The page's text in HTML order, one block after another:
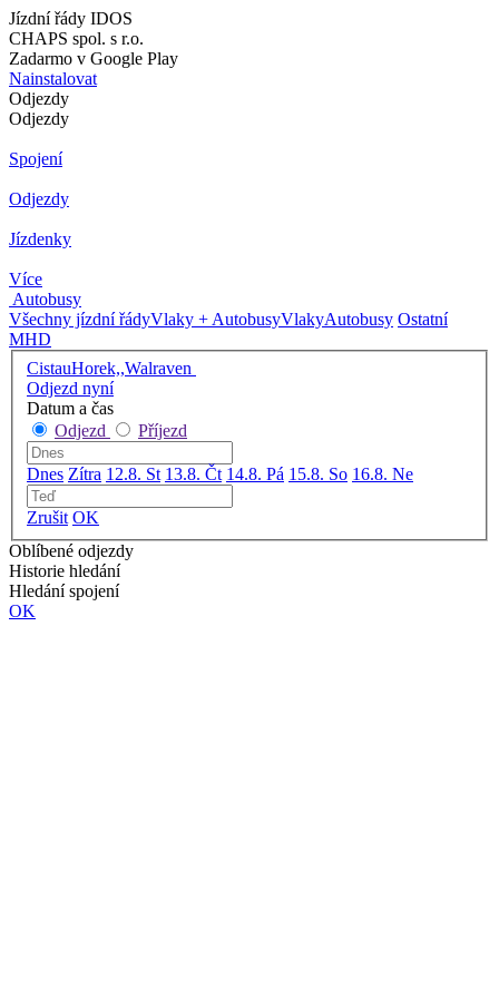
Jízdní řády IDOS
CHAPS spol. s r.o.
Zadarmo v Google Play
Nainstalovat
Odjezdy
Odjezdy
Spojení
Odjezdy
Jízdenky
Více
Autobusy
Všechny jízdní řádyVlaky + AutobusyVlakyAutobusy Ostatní
MHD
CistauHorek,,Walraven
Odjezd nyní
Datum a čas
Odjezd
Příjezd
Dnes Zítra 12.8. St 13.8. Čt 14.8. Pá 15.8. So 16.8. Ne
Zrušit OK
Oblíbené odjezdy
Historie hledání
Hledání spojení
OK